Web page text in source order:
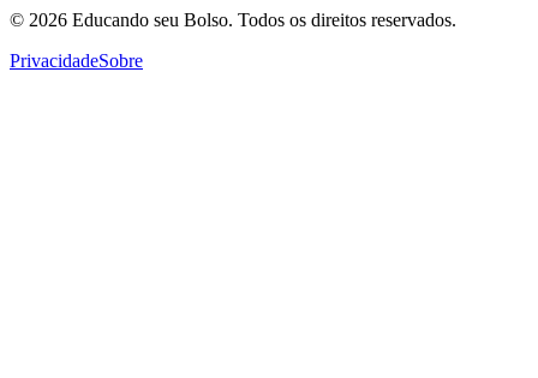
© 2026 Educando seu Bolso. Todos os direitos reservados.
PrivacidadeSobre